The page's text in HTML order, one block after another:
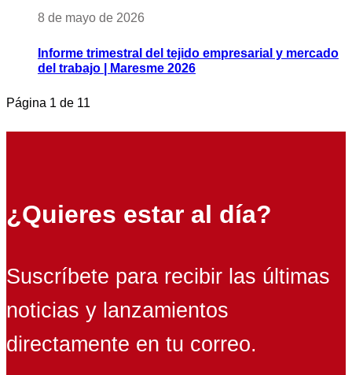
8 de mayo de 2026
Informe trimestral del tejido empresarial y mercado
del trabajo | Maresme 2026
Página 1 de 11
¿Quieres estar al día?
Suscríbete para recibir las últimas
noticias y lanzamientos
directamente en tu correo.